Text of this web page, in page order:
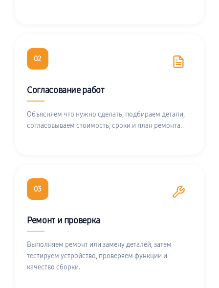
02
Согласование работ
Объясняем что нужно сделать, подбираем детали,
согласовываем стоимость, сроки и план ремонта.
03
Ремонт и проверка
Выполняем ремонт или замену деталей, затем
тестируем устройство, проверяем функции и
качество сборки.